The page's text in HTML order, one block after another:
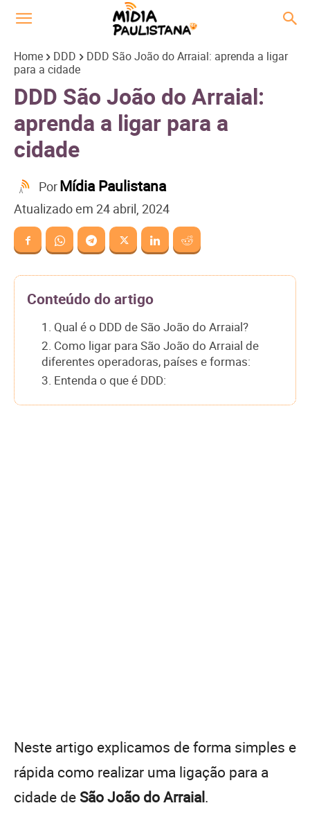
Home DDD
DDD São João do Arraial: aprenda a ligar
para a cidade
DDD São João do Arraial:
aprenda a ligar para a
cidade
PorMídia Paulistana
Atualizado em 24 abril, 2024
Conteúdo do artigo
1. Qual é o DDD de São João do Arraial?
2. Como ligar para São João do Arraial de
diferentes operadoras, países e formas:
3. Entenda o que é DDD:
Neste artigo explicamos de forma simples e
rápida como realizar uma ligação para a
cidade de São João do Arraial.